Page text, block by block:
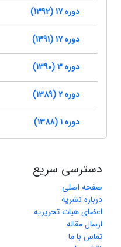
دوره 17 (1392)
دوره 17 (1391)
دوره 3 (1390)
دوره 2 (1389)
دوره 1 (1388)
دسترسی سریع
صفحه اصلی
درباره نشریه
اعضای هیات تحریریه
ارسال مقاله
تماس با ما